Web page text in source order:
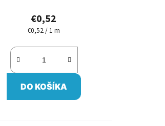
€0,52
Jednotková
€0,52 / 1 m
DO KOŠÍKA